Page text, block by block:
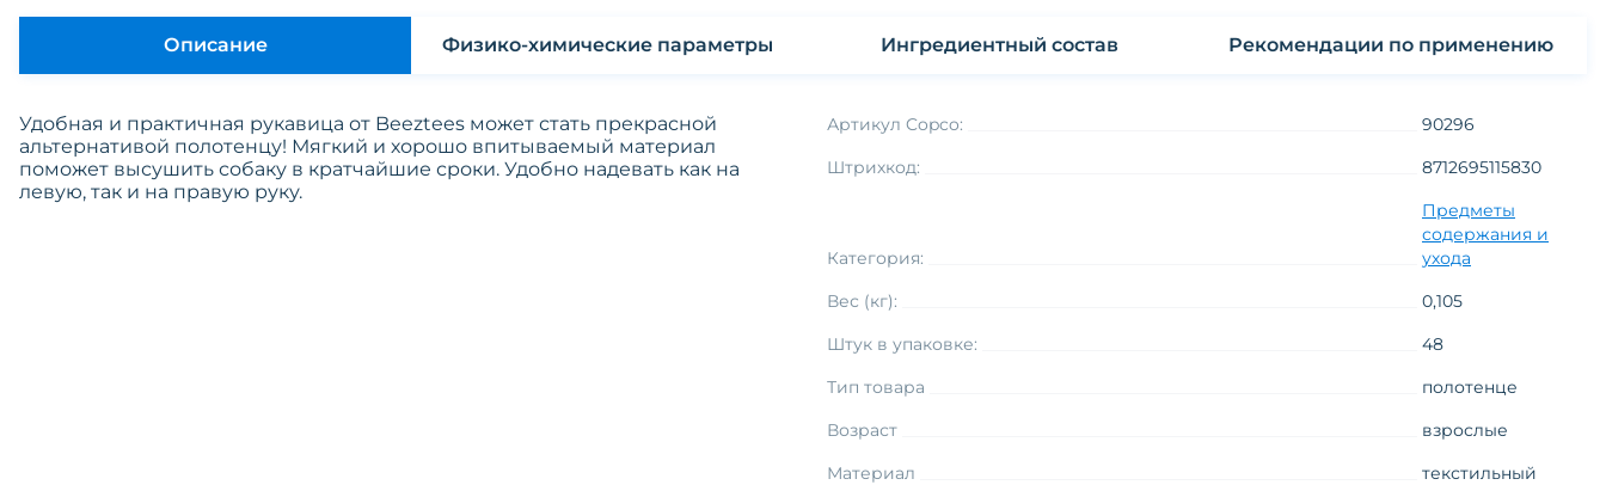
Описание Физико-химические параметры Ингредиентный состав Рекомендации по применению
Удобная и практичная рукавица от Beeztees может стать прекрасной
альтернативой полотенцу! Мягкий и хорошо впитываемый материал
поможет высушить собаку в кратчайшие сроки. Удобно надевать как на
левую, так и на правую руку.
Артикул Copco:
90296
Штрихкод:
8712695115830
Категория:
Предметы
содержания и
ухода
Вес (кг):
0,105
Штук в упаковке:
48
Тип товара
полотенце
Возраст
взрослые
Материал
текстильный